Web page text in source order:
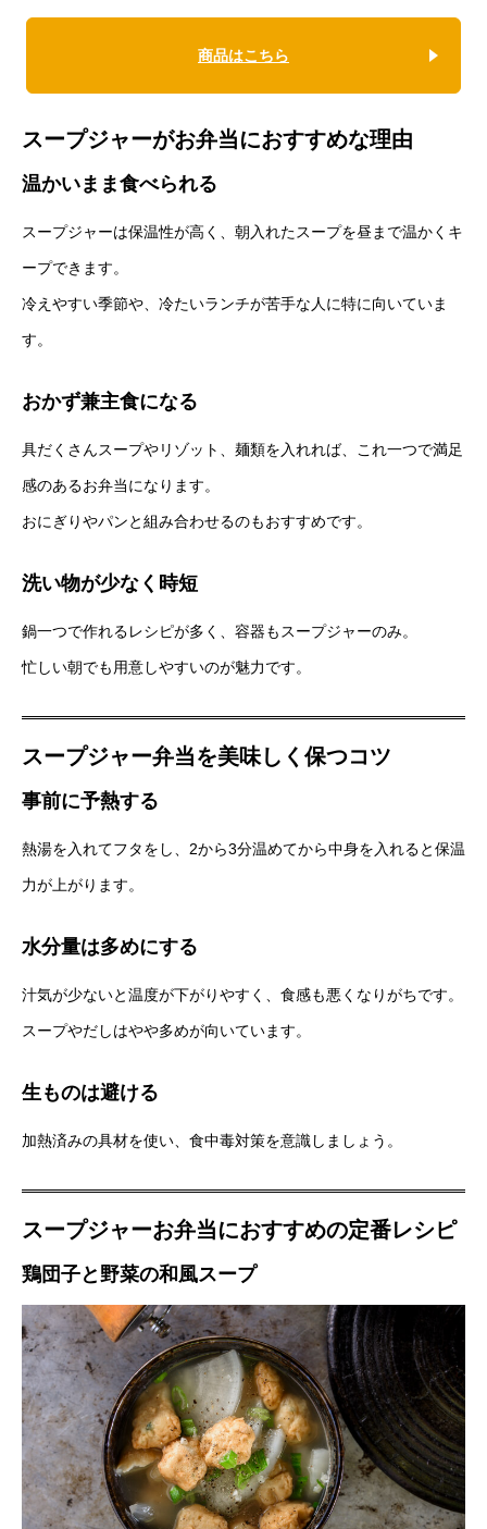
商品はこちら
スープジャーがお弁当におすすめな理由
温かいまま食べられる
スープジャーは保温性が高く、朝入れたスープを昼まで温かくキ
ープできます。
冷えやすい季節や、冷たいランチが苦手な人に特に向いていま
す。
おかず兼主食になる
具だくさんスープやリゾット、麺類を入れれば、これ一つで満足
感のあるお弁当になります。
おにぎりやパンと組み合わせるのもおすすめです。
洗い物が少なく時短
鍋一つで作れるレシピが多く、容器もスープジャーのみ。
忙しい朝でも用意しやすいのが魅力です。
スープジャー弁当を美味しく保つコツ
事前に予熱する
熱湯を入れてフタをし、2から3分温めてから中身を入れると保温
力が上がります。
水分量は多めにする
汁気が少ないと温度が下がりやすく、食感も悪くなりがちです。
スープやだしはやや多めが向いています。
生ものは避ける
加熱済みの具材を使い、食中毒対策を意識しましょう。
スープジャーお弁当におすすめの定番レシピ
鶏団子と野菜の和風スープ